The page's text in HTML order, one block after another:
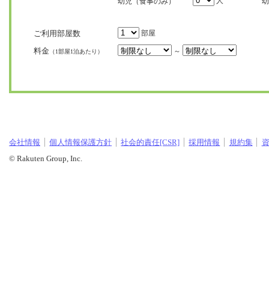
ご利用部屋数 部屋
料金 （1部屋1泊あたり） ～
会社情報 個人情報保護方針 社会的責任[CSR] 採用情報 規約集
© Rakuten Group, Inc.